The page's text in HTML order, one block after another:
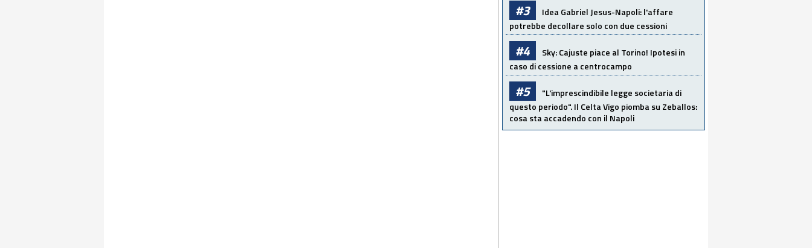
#3 Idea Gabriel Jesus-Napoli: l'affare
potrebbe decollare solo con due cessioni
#4 Sky: Cajuste piace al Torino! Ipotesi in
caso di cessione a centrocampo
#5 "L'imprescindibile legge societaria di
questo periodo". Il Celta Vigo piomba su Zeballos:
cosa sta accadendo con il Napoli